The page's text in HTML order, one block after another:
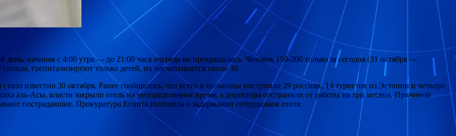
день, начиная с 4:00 утра — до 21:00 часа очередь не прекращалась. Человек 150-200 только за сегодня (31 октября —
госпитализируют только детей, их насчитывается около 30.
известно 30 октября. Ранее сообщалось, что всего в больницы поступили 29 россиян, 14 туристов из Эстонии и четверо
аль-Асы, власти закрыли отель на неопределенное время, а директора отстранили от работы на три месяца. Причиной
пострадавшие. Прокуратура Египта сообщила о задержании сотрудников отеля.